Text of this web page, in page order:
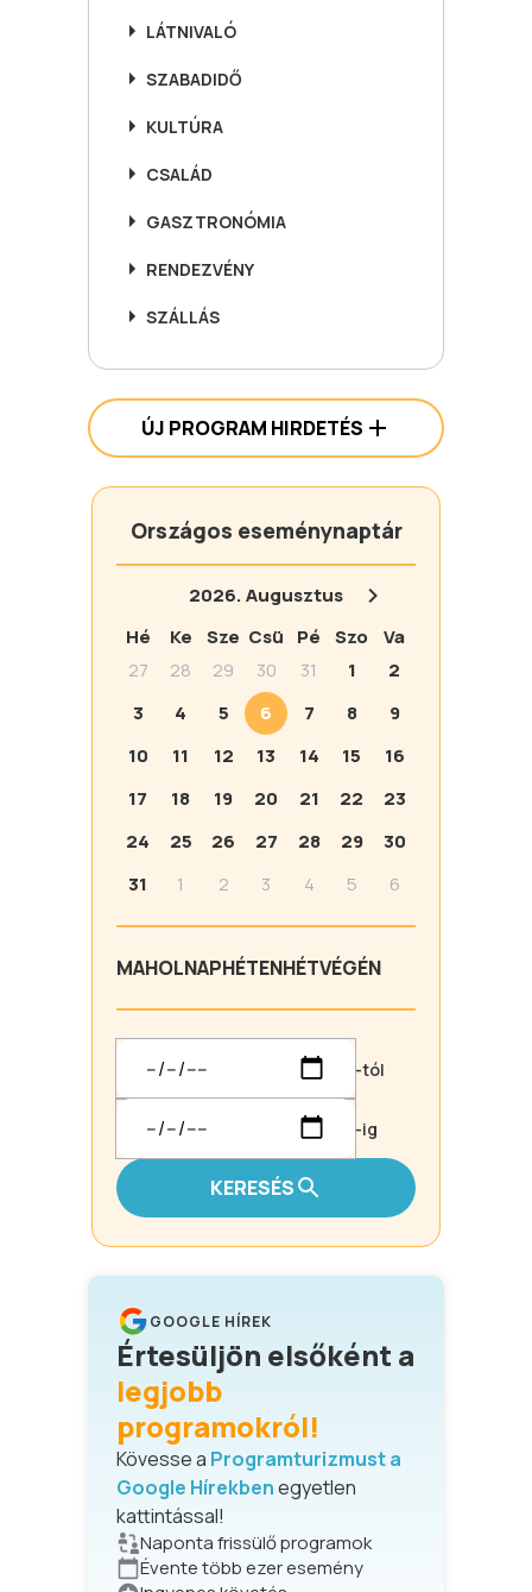
LÁTNIVALÓ
SZABADIDŐ
KULTÚRA
CSALÁD
GASZTRONÓMIA
RENDEZVÉNY
SZÁLLÁS
ÚJ PROGRAM HIRDETÉS
Országos eseménynaptár
2026.Augusztus
Hé
Ke Sze Csü Pé Szo
Va
27
28 29 30 31 1
2
3
4 5 6 7 8
9
10
11 12 13 14 15
16
17
18 19 20 21 22
23
24
25 26 27 28 29
30
31
1 2 3 4 5 6
MAHOLNAPHÉTENHÉTVÉGÉN
-tól
-ig
KERESÉS
GOOGLE HÍREK
Értesüljön elsőként a
legjobb
programokról!
Kövesse a Programturizmust a
Google Hírekbenegyetlen
kattintással!
Naponta frissülő programok
Évente több ezer esemény